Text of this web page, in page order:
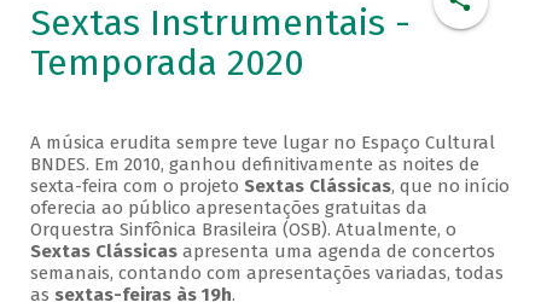
Sextas Instrumentais -
Temporada 2020
A música erudita sempre teve lugar no Espaço Cultural
BNDES. Em 2010, ganhou definitivamente as noites de
sexta-feira com o projeto Sextas Clássicas, que no início
oferecia ao público apresentações gratuitas da
Orquestra Sinfônica Brasileira (OSB). Atualmente, o
Sextas Clássicasapresenta uma agenda de concertos
semanais, contando com apresentações variadas, todas
as sextas-feiras às 19h.